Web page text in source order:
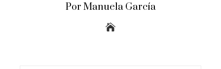
Por Manuela García